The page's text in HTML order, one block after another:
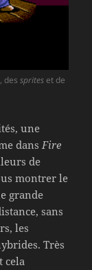
des spriteset de
une
dansFire
de
montrer le
grande
sans
les
Très
cela